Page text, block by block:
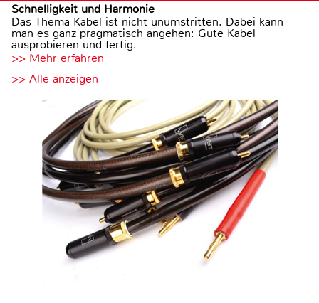
Schnelligkeit und Harmonie
Das Thema Kabel ist nicht unumstritten. Dabei kann
man es ganz pragmatisch angehen: Gute Kabel
ausprobieren und fertig.
>> Mehr erfahren
>> Alle anzeigen